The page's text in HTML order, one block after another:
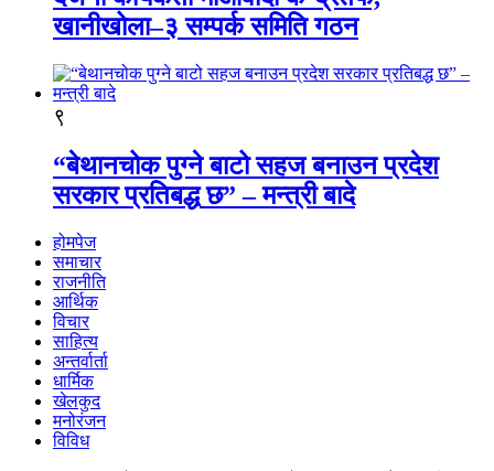
खानीखोला–३ सम्पर्क समिति गठन
९
“बेथानचोक पुग्ने बाटो सहज बनाउन प्रदेश
सरकार प्रतिबद्ध छ” – मन्त्री बादे
होमपेज
समाचार
राजनीति
आर्थिक
विचार
साहित्य
अन्तर्वार्ता
धार्मिक
खेलकुद
मनोरंजन
विविध